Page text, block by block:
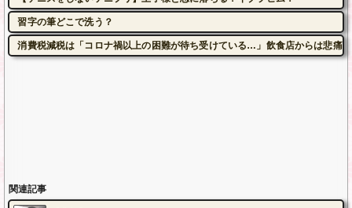
習字の筆どこで洗う？
消費税減税は「コロナ禍以上の困難が待ち受けている…」飲食店からは悲
関連記事